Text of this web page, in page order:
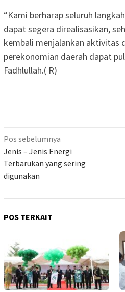
“Kami berharap seluruh
dapat segera direalisasikan,
kembali menjalankan aktivitas
perekonomian daerah dapat
Fadhlullah.( R)
Navigasi
pos
Pos sebelumnya
Jenis – Jenis Energi
Terbarukan yang sering
digunakan
POS TERKAIT